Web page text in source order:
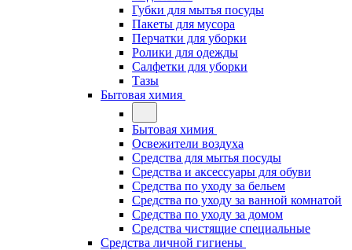
Губки для мытья посуды
Пакеты для мусора
Перчатки для уборки
Ролики для одежды
Салфетки для уборки
Тазы
Бытовая химия
Бытовая химия
Освежители воздуха
Средства для мытья посуды
Средства и аксессуары для обуви
Средства по уходу за бельем
Средства по уходу за ванной комнатой
Средства по уходу за домом
Средства чистящие специальные
Средства личной гигиены